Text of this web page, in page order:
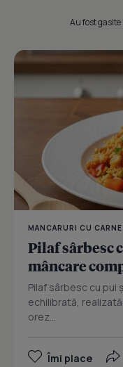
Au fost
MANCARURI CU CARNE
Pilaf sârbesc
mâncare
Pilaf sârbesc cu pui
echilibrată,
orez...
Îmi place